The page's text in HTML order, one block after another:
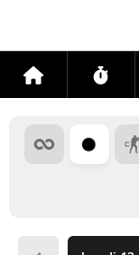
Accueil Flux